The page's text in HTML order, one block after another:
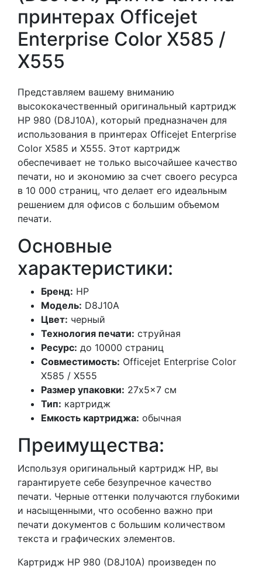
принтерах Officejet
Enterprise Color X585 /
X555
Представляем вашему вниманию
высококачественный оригинальный картридж
HP 980 (D8J10A), который предназначен для
использования в принтерах Officejet Enterprise
Color X585 и X555. Этот картридж
обеспечивает не только высочайшее качество
печати, но и экономию за счет своего ресурса
в 10 000 страниц, что делает его идеальным
решением для офисов с большим объемом
печати.
Основные
характеристики:
Бренд: HP
Модель: D8J10A
Цвет: черный
Технология печати: струйная
Ресурс: до 10000 страниц
Совместимость: Officejet Enterprise Color
X585 / X555
Размер упаковки: 27x5x7 см
Тип: картридж
Емкость картриджа: обычная
Преимущества:
Используя оригинальный картридж HP, вы
гарантируете себе безупречное качество
печати. Черные оттенки получаются глубокими
и насыщенными, что особенно важно при
печати документов с большим количеством
текста и графических элементов.
Картридж HP 980 (D8J10A) произведен по